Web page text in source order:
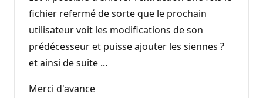
fichier refermé de sorte que le prochain
utilisateur voit les modifications de son
prédécesseur et puisse ajouter les siennes ?
et ainsi de suite ...
Merci d'avance